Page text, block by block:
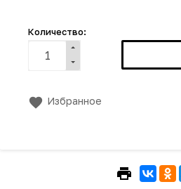
Количество:
Избранное